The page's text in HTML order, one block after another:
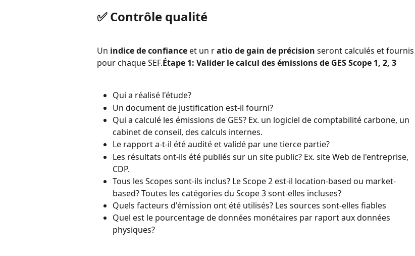
✅ Contrôle qualité
Un indice de confiance et un r atio de gain de précision seront calculés et fournis
pour chaque SEF.Étape 1: Valider le calcul des émissions de GES Scope 1, 2, 3
Qui a réalisé l'étude?
Un document de justification est-il fourni?
Qui a calculé les émissions de GES? Ex. un logiciel de comptabilité carbone, un
cabinet de conseil, des calculs internes.
Le rapport a-t-il été audité et validé par une tierce partie?
Les résultats ont-ils été publiés sur un site public? Ex. site Web de l'entreprise,
CDP.
Tous les Scopes sont-ils inclus? Le Scope 2 est-il location-based ou market-
based? Toutes les catégories du Scope 3 sont-elles incluses?
Quels facteurs d'émission ont été utilisés? Les sources sont-elles fiables
Quel est le pourcentage de données monétaires par raport aux données
physiques?